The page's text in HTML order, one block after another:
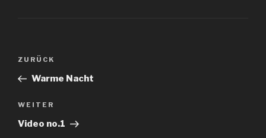
Beitragsnavigation
Vorheriger
Beitrag
ZURÜCK
Warme Nacht
Nächster
Beitrag
WEITER
Video no.1